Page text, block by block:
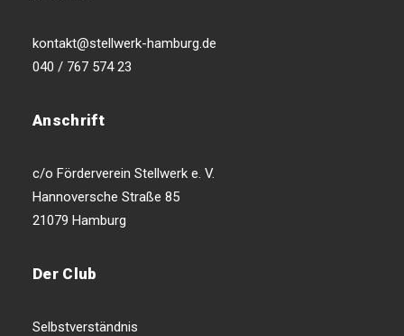
kontakt@stellwerk-hamburg.de
040 / 767 574 23
Anschrift
c/o Förderverein Stellwerk e. V.
Hannoversche Straße 85
21079 Hamburg
Der Club
Selbstverständnis